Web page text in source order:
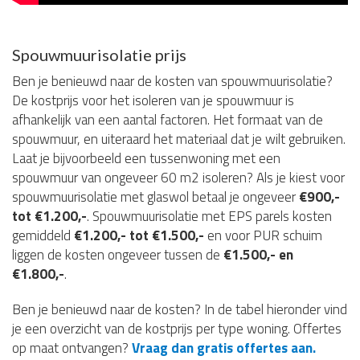
Spouwmuurisolatie prijs
Ben je benieuwd naar de kosten van spouwmuurisolatie?
De kostprijs voor het isoleren van je spouwmuur is
afhankelijk van een aantal factoren. Het formaat van de
spouwmuur, en uiteraard het materiaal dat je wilt gebruiken.
Laat je bijvoorbeeld een tussenwoning met een
spouwmuur van ongeveer 60 m2 isoleren? Als je kiest voor
spouwmuurisolatie met glaswol betaal je ongeveer€900,-
tot €1.200,-. Spouwmuurisolatie met EPS parels kosten
gemiddeld €1.200,- tot €1.500,- en voor PUR schuim
liggen de kosten ongeveer tussen de €1.500,- en
€1.800,-.
Ben je benieuwd naar de kosten? In de tabel hieronder vind
je een overzicht van de kostprijs per type woning. Offertes
op maat ontvangen?Vraag dan gratis offertes aan.